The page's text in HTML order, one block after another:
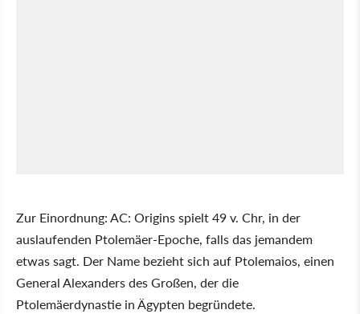
Zur Einordnung: AC: Origins spielt 49 v. Chr, in der
auslaufenden Ptolemäer-Epoche, falls das jemandem
etwas sagt. Der Name bezieht sich auf Ptolemaios, einen
General Alexanders des Großen, der die
Ptolemäerdynastie in Ägypten begründete.